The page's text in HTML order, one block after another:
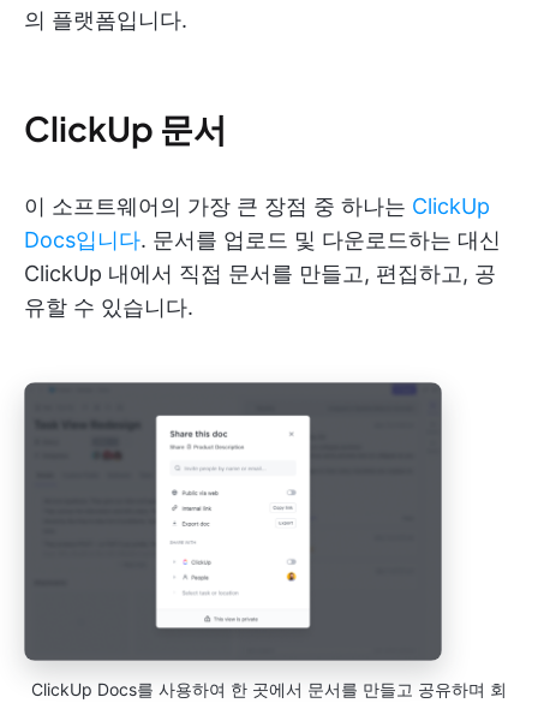
의 플랫폼입니다.
ClickUp 문서
이 소프트웨어의 가장 큰 장점 중 하나는 ClickUp
Docs입니다. 문서를 업로드 및 다운로드하는 대신
ClickUp 내에서 직접 문서를 만들고, 편집하고, 공
유할 수 있습니다.
ClickUp Docs를 사용하여 한 곳에서 문서를 만들고 공유하며 회